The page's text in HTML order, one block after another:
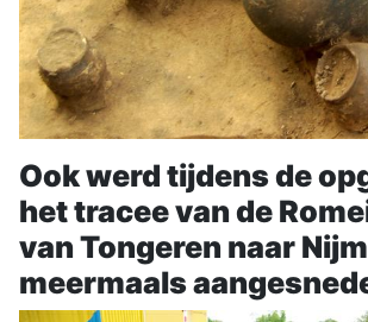
Ook werd tijdens de
het tracee van de
van Tongeren naar
meermaals